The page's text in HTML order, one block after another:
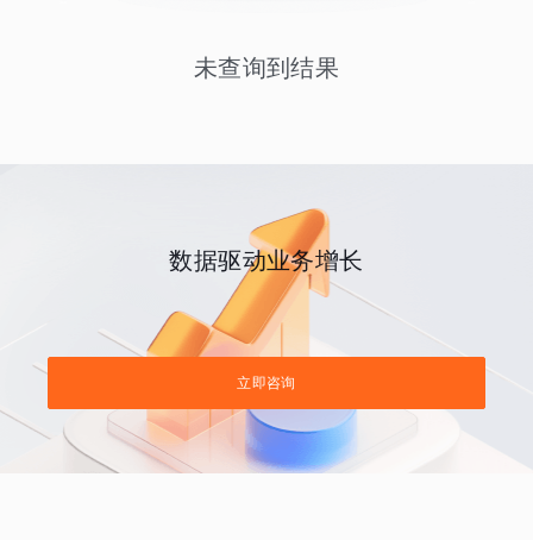
未查询到结果
数据驱动业务增长
立即咨询